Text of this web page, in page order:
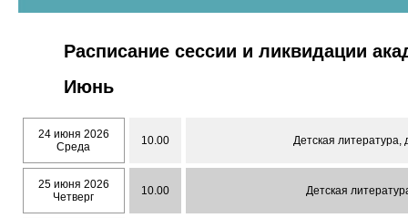
Расписание сессии и ликвидации
Июнь
24 июня 2026
Среда
10.00 Детская литература,
25 июня 2026
Четверг
10.00 Детская